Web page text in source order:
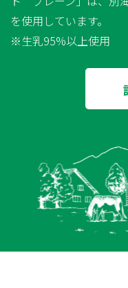
を使用しています。
※生乳95%以上使用